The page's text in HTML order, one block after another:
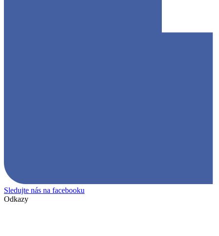
Sledujte nás na facebooku
Odkazy